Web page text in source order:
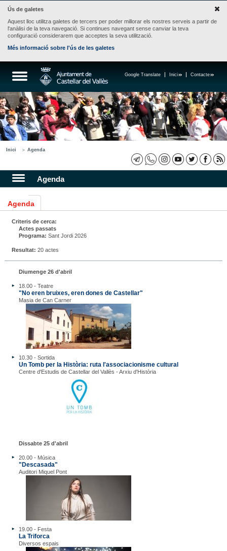
Ús de galetes
Aquest lloc utilitza galetes de tercers per poder millorar els nostres serveis a partir de
l'anàlisi de la teva navegació. Si continues navegant sense canviar la teva
configuració considerarem que acceptes la seva utilització.
Més informació sobre l'ús de les galetes
Contacte
Inici
Google Translate
Inici Agenda
Agenda
Agenda
Criteris de cerca:
Actes passats
Programa: Sant Jordi 2026
Resultat: 20 actes
Diumenge 26 d'abril
18.00 - Teatre
"No eren bruixes, eren dones de Castellar"
Masia de Can Carner
10.30 - Sortida
Un Tomb per la Història: ruta l'associacionisme cultural
Centre d'Estudis de Castellar del Vallès - Arxiu d'Història
Dissabte 25 d'abril
20.00 - Música
"Descasada"
Auditori Miquel Pont
19.00 - Festa
La Triforca
Diversos espais